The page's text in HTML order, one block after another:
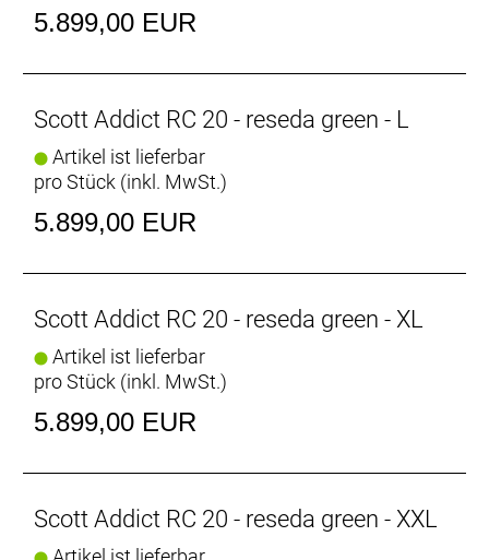
Bereifung hinten: Schwalbe ONE TLE Race-Guard
Fold, 700x30C
Vorbau: Syncros ST-R100-AL
Sattelstütze: Syncros SP-R101-CF
Gewicht: 7,3 kg
Zulässiges Gesamtgewicht: 120 kg
5.899,00 EUR
Scott Addict RC 20 - reseda green - L
Artikel ist lieferbar
pro Stück (inkl. MwSt.)
5.899,00 EUR
Scott Addict RC 20 - reseda green - XL
Artikel ist lieferbar
pro Stück (inkl. MwSt.)
5.899,00 EUR
Scott Addict RC 20 - reseda green - XXL